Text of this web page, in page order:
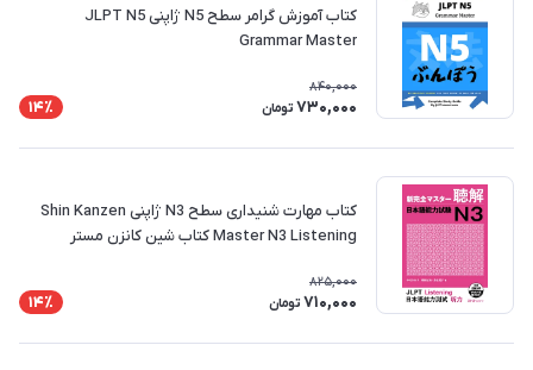
کتاب آموزش گرامر سطح N5 ژاپنی JLPT N5
Grammar Master
840,000
730,000 تومان 14٪
کتاب مهارت شنیداری سطح N3 ژاپنی Shin Kanzen
Master N3 Listening کتاب شین کانزن مستر
825,000
710,000 تومان 14٪